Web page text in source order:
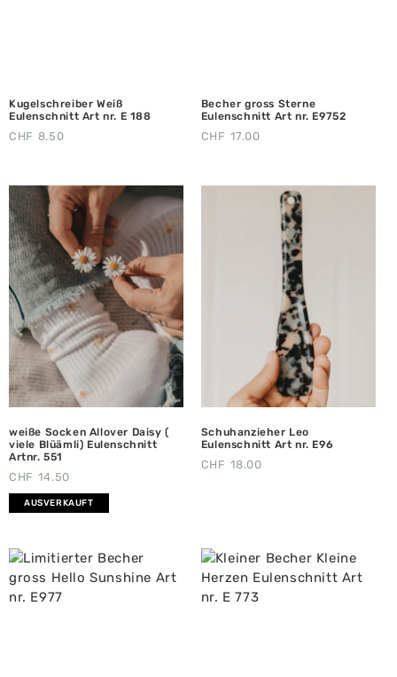
Kugelschreiber Weiß
Eulenschnitt Art nr. E 188
CHF 8.50
Becher gross Sterne
Eulenschnitt Art nr. E9752
CHF 17.00
weiße Socken Allover Daisy (
viele Blüämli) Eulenschnitt
Artnr. 551
CHF 14.50
AUSVERKAUFT
Schuhanzieher Leo
Eulenschnitt Art nr. E96
CHF 18.00